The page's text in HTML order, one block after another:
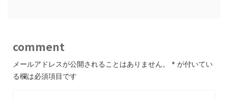
comment
メールアドレスが公開されることはありません。 * が付いてい
る欄は必須項目です